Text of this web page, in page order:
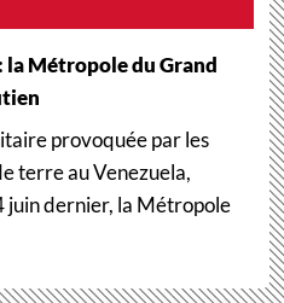
la Métropole du Grand
provoquée par les
terre au Venezuela,
juin dernier, la Métropole